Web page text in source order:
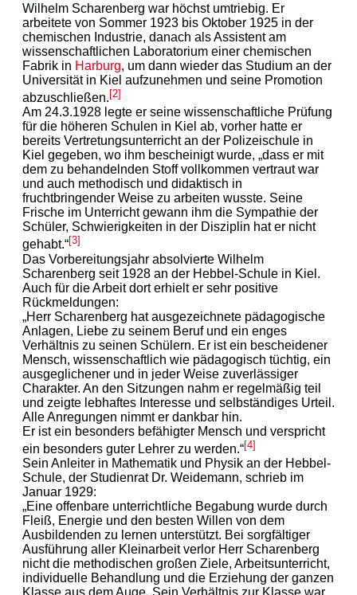
Wilhelm Scharenberg war höchst umtriebig. Er
arbeitete von Sommer 1923 bis Oktober 1925 in der
chemischen Industrie, danach als Assistent am
wissenschaftlichen Laboratorium einer chemischen
Fabrik in Harburg, um dann wieder das Studium an der
Universität in Kiel aufzunehmen und seine Promotion
abzuschließen. [2]
Am 24.3.1928 legte er seine wissenschaftliche Prüfung
für die höheren Schulen in Kiel ab, vorher hatte er
bereits Vertretungsunterricht an der Polizeischule in
Kiel gegeben, wo ihm bescheinigt wurde, „dass er mit
dem zu behandelnden Stoff vollkommen vertraut war
und auch methodisch und didaktisch in
fruchtbringender Weise zu arbeiten wusste. Seine
Frische im Unterricht gewann ihm die Sympathie der
Schüler, Schwierigkeiten in der Disziplin hat er nicht
gehabt.“[3]
Das Vorbereitungsjahr absolvierte Wilhelm
Scharenberg seit 1928 an der Hebbel-Schule in Kiel.
Auch für die Arbeit dort erhielt er sehr positive
Rückmeldungen:
„Herr Scharenberg hat ausgezeichnete pädagogische
Anlagen, Liebe zu seinem Beruf und ein enges
Verhältnis zu seinen Schülern. Er ist ein bescheidener
Mensch, wissenschaftlich wie pädagogisch tüchtig, ein
ausgeglichener und in jeder Weise zuverlässiger
Charakter. An den Sitzungen nahm er regelmäßig teil
und zeigte lebhaftes Interesse und selbständiges Urteil.
Alle Anregungen nimmt er dankbar hin.
Er ist ein besonders befähigter Mensch und verspricht
ein besonders guter Lehrer zu werden.“[4]
Sein Anleiter in Mathematik und Physik an der Hebbel-
Schule, der Studienrat Dr. Weidemann, schrieb im
Januar 1929:
„Eine offenbare unterrichtliche Begabung wurde durch
Fleiß, Energie und den besten Willen von dem
Ausbildenden zu lernen unterstützt. Bei sorgfältiger
Ausführung aller Kleinarbeit verlor Herr Scharenberg
nicht die methodischen großen Ziele, Arbeitsunterricht,
individuelle Behandlung und die Erziehung der ganzen
Klasse aus dem Auge. Sein Verhältnis zur Klasse war